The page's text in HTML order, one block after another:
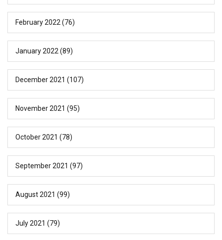
February 2022 (76)
January 2022 (89)
December 2021 (107)
November 2021 (95)
October 2021 (78)
September 2021 (97)
August 2021 (99)
July 2021 (79)